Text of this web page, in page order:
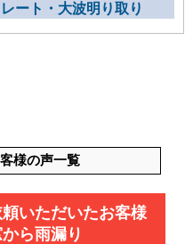
ート・大波明り取り
様の声一覧
いただいたお客様
ら雨漏り